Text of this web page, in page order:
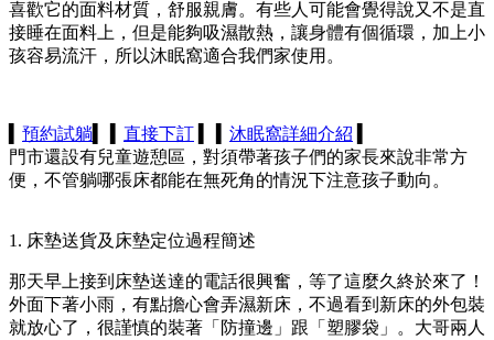
喜歡它的面料材質，舒服親膚。有些人可能會覺得說又不是直
接睡在面料上，但是能夠吸濕散熱，讓身體有個循環，加上小
孩容易流汗，所以沐眠窩適合我們家使用。
預約試躺 直接下訂 沐眠窩詳細介紹
門市還設有兒童遊憩區，對須帶著孩子們的家長來說非常方
便，不管躺哪張床都能在無死角的情況下注意孩子動向。
1. 床墊送貨及床墊定位過程簡述
那天早上接到床墊送達的電話很興奮，等了這麼久終於來了！
外面下著小雨，有點擔心會弄濕新床，不過看到新床的外包裝
就放心了，很謹慎的裝著「防撞邊」跟「塑膠袋」。大哥兩人